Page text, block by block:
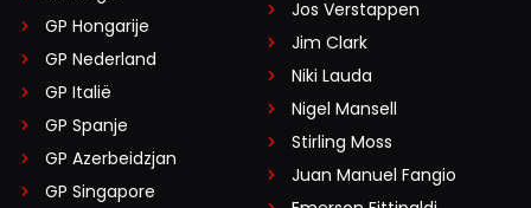
GP Hongarije
GP Nederland
GP Italië
GP Spanje
GP Azerbeidzjan
GP Singapore
Jos Verstappen
Jim Clark
Niki Lauda
Nigel Mansell
Stirling Moss
Juan Manuel Fangio